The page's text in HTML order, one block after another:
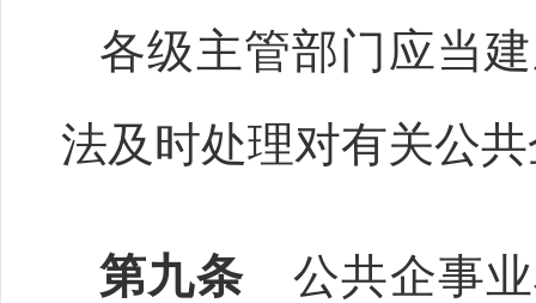
各级主管部门应当
法及时处理对有关公
第九条公共企事业